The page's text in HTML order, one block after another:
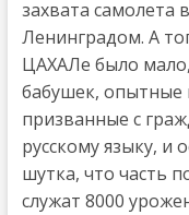
захвата самолета
Ленинградом. А
ЦАХАЛе было
бабушек, опытные
призванные с
русскому языку, и
шутка, что часть
служат 8000